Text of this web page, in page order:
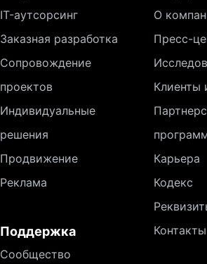
IT-аутсорсинг
Заказная разработка
Сопровождение
проектов
Индивидуальные
решения
Продвижение
Реклама
Поддержка
Сообщество
О
Пресс-
Клиенты
Карьера
Кодекс
Контакты